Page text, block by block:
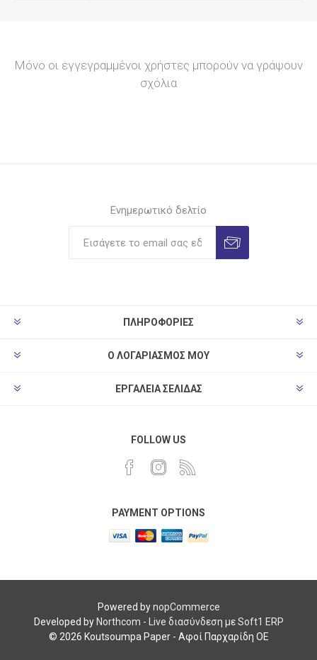
Μόνο οι εγγεγραμμένοι χρήστες μπορούν να γράψουν
σχόλια
Ενημερωτικό δελτίο
ΠΛΗΡΟΦΟΡΊΕΣ
Ο ΛΟΓΑΡΙΑΣΜΌΣ ΜΟΥ
ΕΡΓΑΛΕΊΑ ΣΕΛΊΔΑΣ
FOLLOW US
PAYMENT OPTIONS
Powered bynopCommerce
Developed by Northcom -
Live διασύνδεση με Soft1 ERP
© 2026 Koutsoumpa Paper - Αφοί Παρχαρίδη ΟΕ